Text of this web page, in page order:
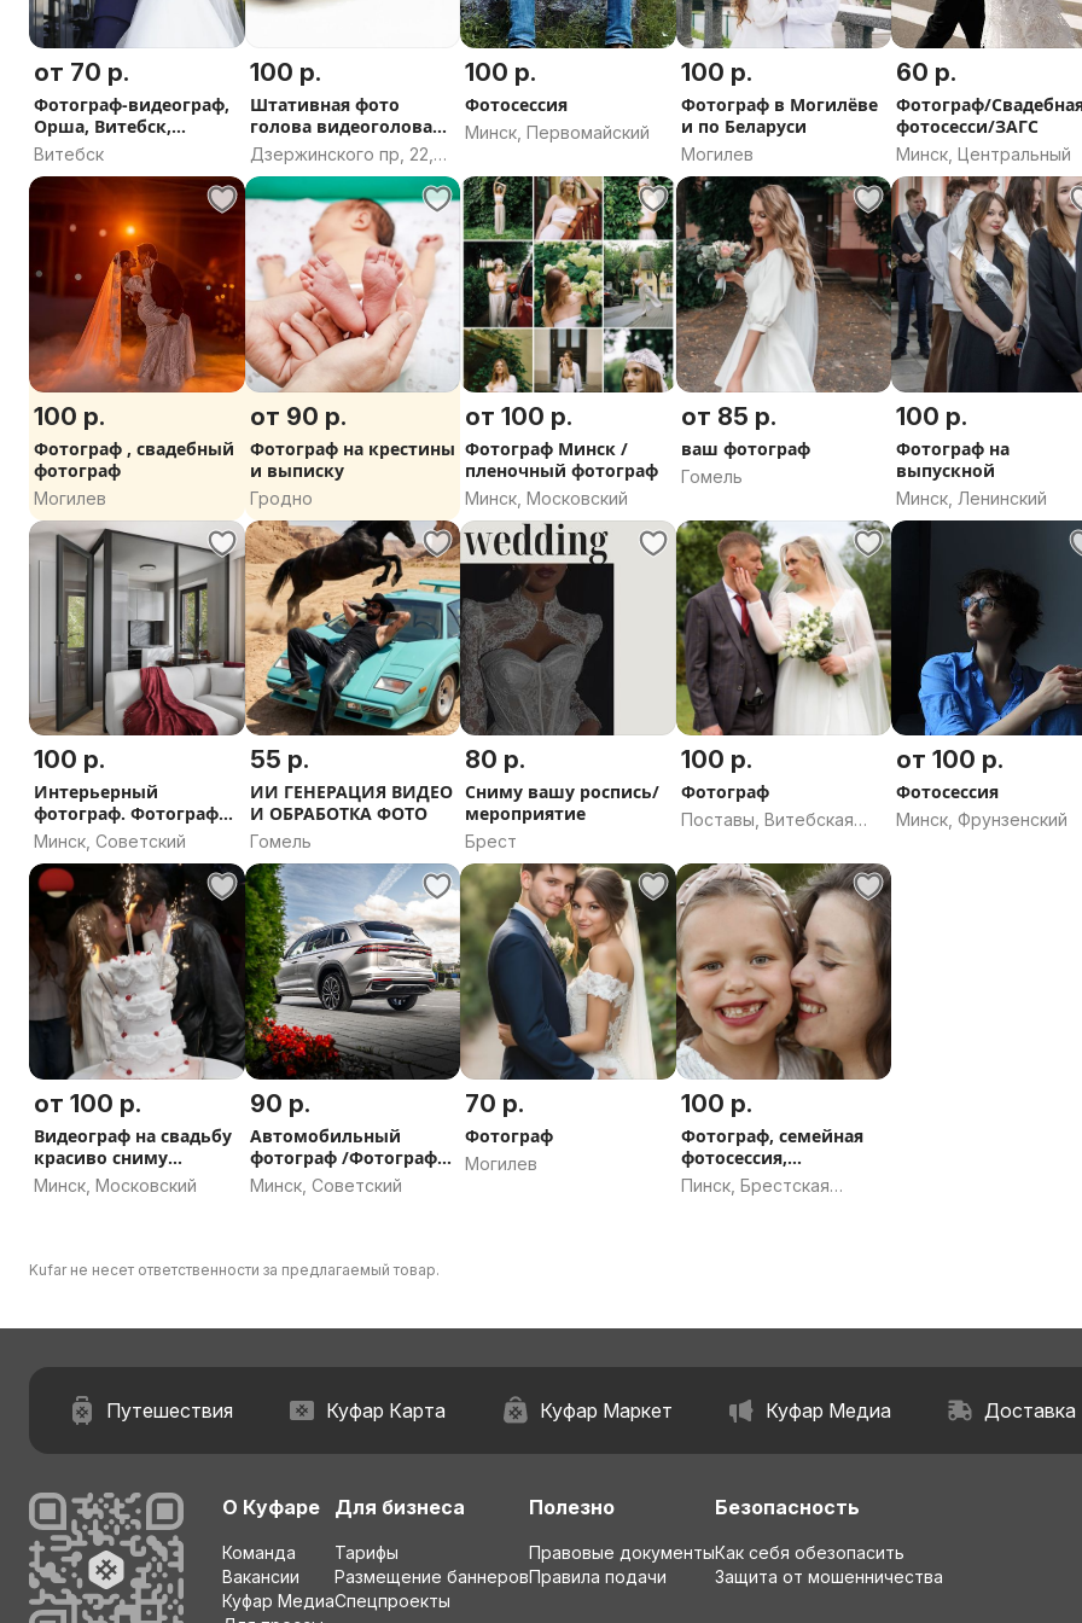
от 70 р.
Фотограф-видеограф,
Орша, Витебск,
Могилёв
Витебск
100 р.
Штативная фото
голова видеоголова
FUJIMI FJ-PH80S
Дзержинского пр, 22,
Минск
100 р.
Фотосессия
Минск, Первомайский
100 р.
Фотограф в Могилёве
и по Беларуси
Могилев
60 р.
Фотограф/
фотосесси/ЗАГС
Минск, Центральный
100 р.
Фотограф , свадебный
фотограф
Могилев
от 90 р.
Фотограф на крестины
и выписку
Гродно
от 100 р.
Фотограф Минск /
пленочный фотограф
Минск, Московский
от 85 р.
ваш фотограф
Гомель
100 р.
Фотограф на
выпускной
Минск, Ленинский
100 р.
Интерьерный
фотограф. Фотограф
недвижимости
Минск, Советский
55 р.
ИИ ГЕНЕРАЦИЯ ВИДЕО
И ОБРАБОТКА ФОТО
Гомель
80 р.
Сниму вашу роспись/
мероприятие
Брест
100 р.
Фотограф
Поставы, Витебская
от 100 р.
Фотосессия
Минск, Фрунзенский
от 100 р.
Видеограф на свадьбу
красиво сниму
мероприятие
Минск, Московский
90 р.
Автомобильный
фотограф /Фотограф
автомобилей Минск
Минск, Советский
70 р.
Фотограф
Могилев
100 р.
Фотограф, семейная
фотосессия,
Фотосессия крещения
Пинск, Брестская
Kufar не несет ответственности за предлагаемый товар.
Путешествия Куфар Карта Куфар Маркет Куфар Медиа Доставка
О Куфаре
Команда
Вакансии
Куфар Медиа
Для бизнеса
Тарифы
Размещение баннеров
Спецпроекты
Полезно
Правовые документы
Правила подачи
Безопасность
Как себя обезопасить
Защита от мошенничества